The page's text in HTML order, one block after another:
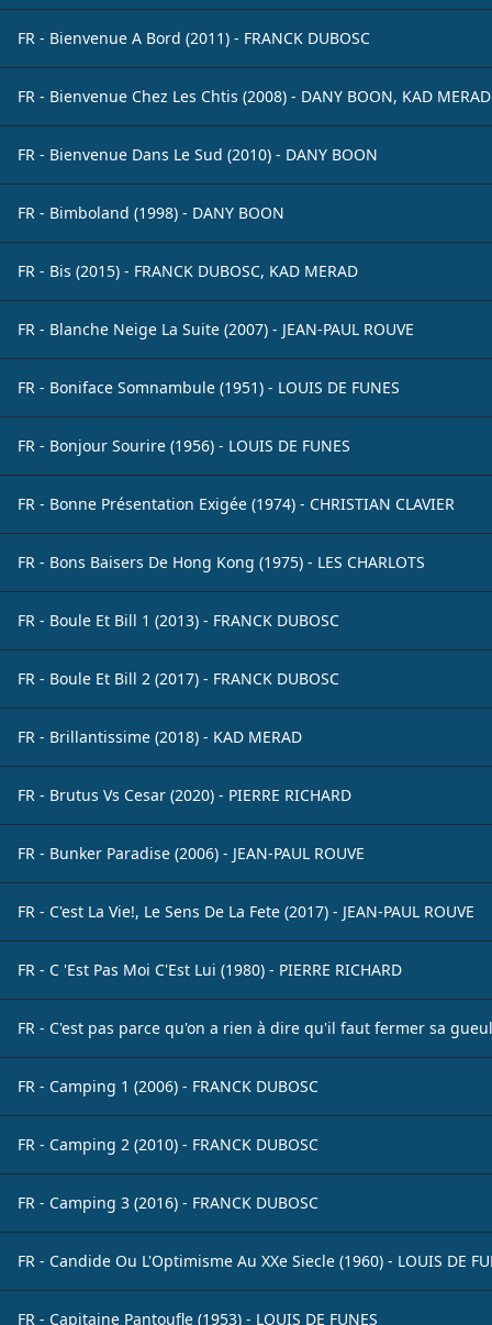
FR - Bienvenue A Bord (2011) - FRANCK DUBOSC
FR - Bienvenue Chez Les Chtis (2008) - DANY BOON, KAD MERAD
FR - Bienvenue Dans Le Sud (2010) - DANY BOON
FR - Bimboland (1998) - DANY BOON
FR - Bis (2015) - FRANCK DUBOSC, KAD MERAD
FR - Blanche Neige La Suite (2007) - JEAN-PAUL ROUVE
FR - Boniface Somnambule (1951) - LOUIS DE FUNES
FR - Bonjour Sourire (1956) - LOUIS DE FUNES
FR - Bonne Présentation Exigée (1974) - CHRISTIAN CLAVIER
FR - Bons Baisers De Hong Kong (1975) - LES CHARLOTS
FR - Boule Et Bill 1 (2013) - FRANCK DUBOSC
FR - Boule Et Bill 2 (2017) - FRANCK DUBOSC
FR - Brillantissime (2018) - KAD MERAD
FR - Brutus Vs Cesar (2020) - PIERRE RICHARD
FR - Bunker Paradise (2006) - JEAN-PAUL ROUVE
FR - C'est La Vie!, Le Sens De La Fete (2017) - JEAN-PAUL ROUVE
FR - C 'Est Pas Moi C'Est Lui (1980) - PIERRE RICHARD
FR - C'est pas parce qu'on a rien à dire qu'il faut fermer sa
FR - Camping 1 (2006) - FRANCK DUBOSC
FR - Camping 2 (2010) - FRANCK DUBOSC
FR - Camping 3 (2016) - FRANCK DUBOSC
FR - Candide Ou L'Optimisme Au XXe Siecle (1960) - LOUIS DE
FR - Capitaine Pantoufle (1953) - LOUIS DE FUNES